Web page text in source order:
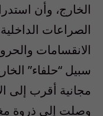
الخارج، وأن
الصراعات
الانقسامات
سبيل “حلفاء”
مجانية أقرب إلى
وصلت إلى ذروة